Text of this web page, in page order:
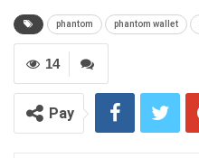
phantom phantom wallet
14
Pay